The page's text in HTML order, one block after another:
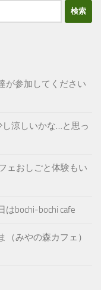
が参加してください
し涼しいかな…と思っ
ェおしごと体験もい
はbochi-bochi cafe
みやの森カフェ）